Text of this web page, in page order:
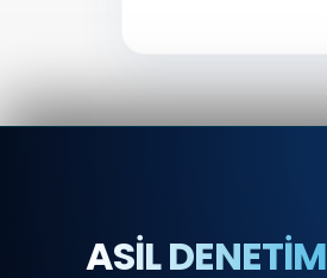
ASİL DENETİM